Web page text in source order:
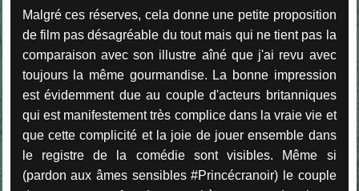
Malgré ces réserves, cela donne une petite proposition
de film pas désagréable du tout mais qui ne tient pas la
comparaison avec son illustre aîné que j'ai revu avec
toujours la même gourmandise. La bonne impression
est évidemment due au couple d'acteurs britanniques
qui est manifestement très complice dans la vraie vie et
que cette complicité et la joie de jouer ensemble dans
le registre de la comédie sont visibles. Même si
(pardon aux âmes sensibles #Princécranoir) le couple